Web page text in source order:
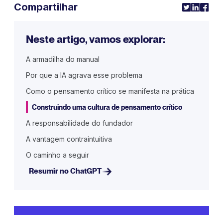
Compartilhar
Neste artigo, vamos explorar:
A armadilha do manual
Por que a IA agrava esse problema
Como o pensamento crítico se manifesta na prática
Construindo uma cultura de pensamento crítico
A responsabilidade do fundador
A vantagem contraintuitiva
O caminho a seguir
Resumir no ChatGPT